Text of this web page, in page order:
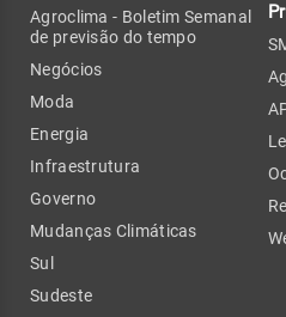
Agroclima - Boletim Semanal
de previsão do tempo
Negócios
Moda
Energia
Infraestrutura
Governo
Mudanças Climáticas
Sul
Sudeste